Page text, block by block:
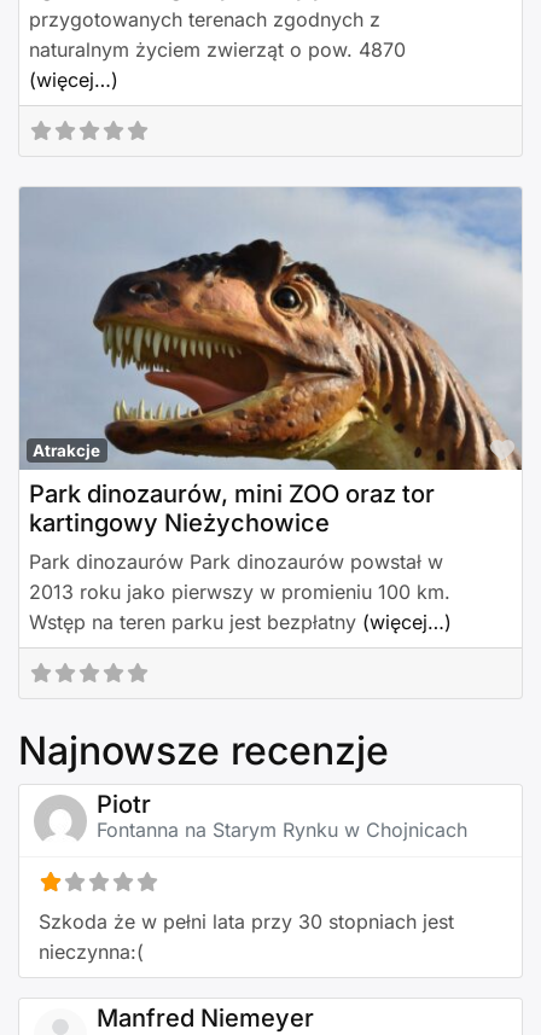
przygotowanych terenach zgodnych z
naturalnym życiem zwierząt o pow. 4870
(więcej…)
Atrakcje
Park dinozaurów, mini ZOO oraz tor
kartingowy Nieżychowice
Park dinozaurów Park dinozaurów powstał w
2013 roku jako pierwszy w promieniu 100 km.
Wstęp na teren parku jest bezpłatny (więcej…)
Najnowsze recenzje
Piotr
Fontanna na Starym Rynku w Chojnicach
Szkoda że w pełni lata przy 30 stopniach jest
nieczynna:(
Manfred Niemeyer